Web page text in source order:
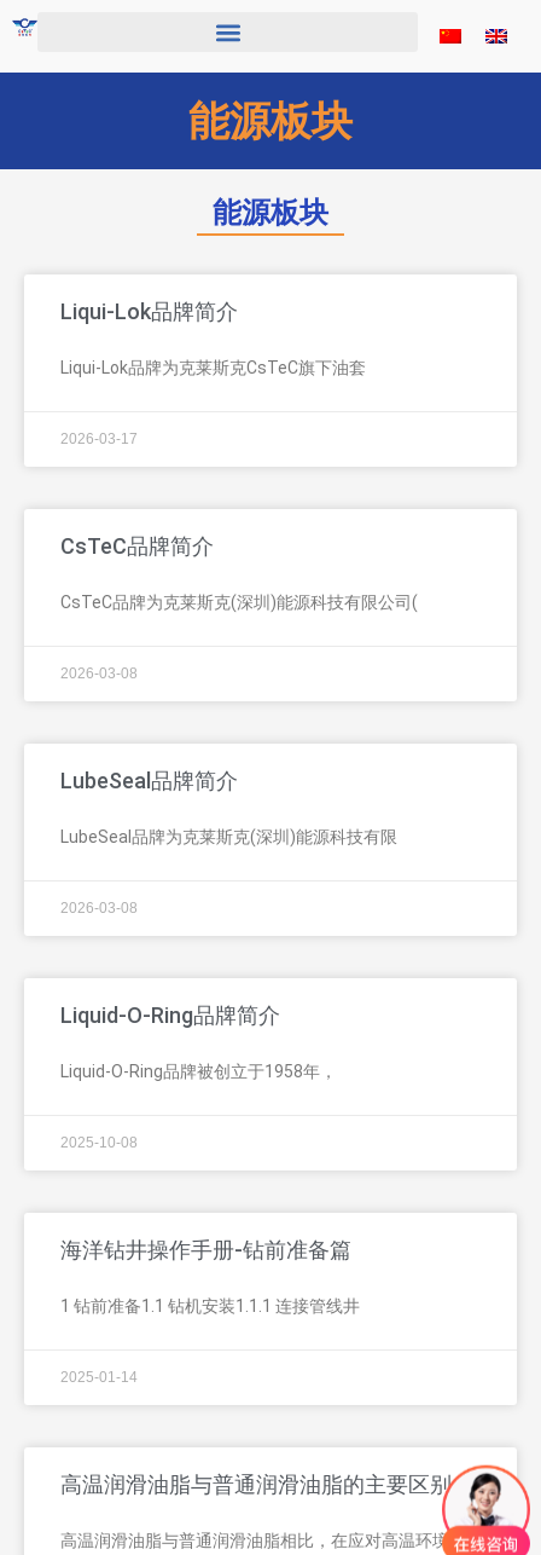
能源板块
能源板块
Liqui-Lok品牌简介
Liqui-Lok品牌为克莱斯克CsTeC旗下油套
2026-03-17
CsTeC品牌简介
CsTeC品牌为克莱斯克(深圳)能源科技有限公司(
2026-03-08
LubeSeal品牌简介
LubeSeal品牌为克莱斯克(深圳)能源科技有限
2026-03-08
Liquid-O-Ring品牌简介
Liquid-O-Ring品牌被创立于1958年，
2025-10-08
海洋钻井操作手册-钻前准备篇
1 钻前准备1.1 钻机安装1.1.1 连接管线井
2025-01-14
高温润滑油脂与普通润滑油脂的主要区别
高温润滑油脂与普通润滑油脂相比，在应对高温环境下
e
e
e